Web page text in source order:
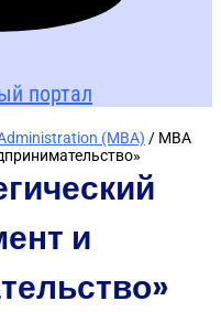
портал
(MBA) / MBA
и